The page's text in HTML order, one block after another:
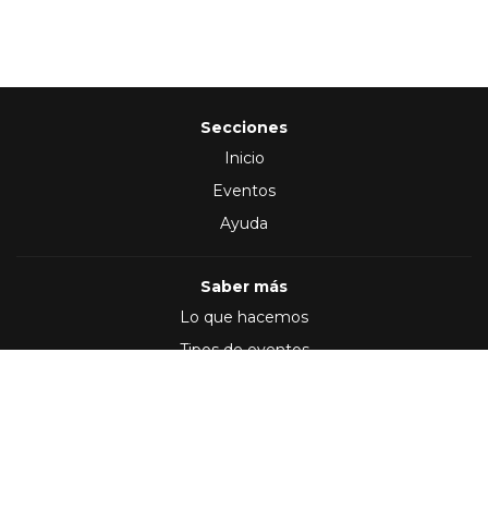
Secciones
Inicio
Eventos
Ayuda
Saber más
Lo que hacemos
Tipos de eventos